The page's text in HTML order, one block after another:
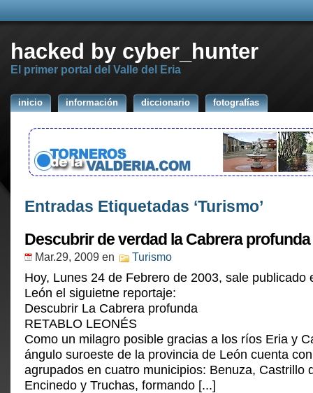
hacked by cyber_hunter
El primer portal del Valle del Eria
inicio información diccionario fotografías
Entradas Etiquetadas ‘Turismo’
Descubrir de verdad la Cabrera profunda
Mar.29, 2009 en Turismo
Hoy, Lunes 24 de Febrero de 2003, sale publicado
León el siguietne reportaje:
Descubrir La Cabrera profunda
RETABLO LEONÉS
Como un milagro posible gracias a los ríos Eria y
ángulo suroeste de la provincia de León cuenta
agrupados en cuatro municipios: Benuza, Castrillo
Encinedo y Truchas, formando [...]